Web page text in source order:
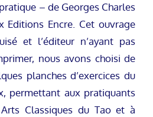
– de Georges Charles
Editions Encre. Cet ouvrage
et l’éditeur n’ayant pas
nous avons choisi de
planches d’exercices du
permettant aux pratiquants
Classiques du Tao et à